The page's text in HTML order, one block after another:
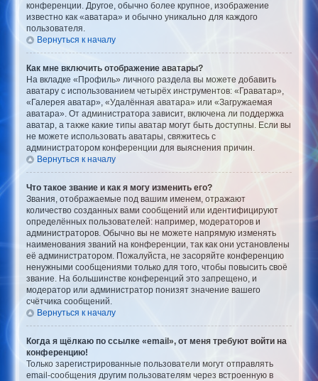
конференции. Другое, обычно более крупное, изображение
известно как «аватара» и обычно уникально для каждого
пользователя.
Вернуться к началу
Как мне включить отображение аватары?
На вкладке «Профиль» личного раздела вы можете добавить
аватару с использованием четырёх инструментов: «Граватар»,
«Галерея аватар», «Удалённая аватара» или «Загружаемая
аватара». От администратора зависит, включена ли поддержка
аватар, а также какие типы аватар могут быть доступны. Если вы
не можете использовать аватары, свяжитесь с
администратором конференции для выяснения причин.
Вернуться к началу
Что такое звание и как я могу изменить его?
Звания, отображаемые под вашим именем, отражают
количество созданных вами сообщений или идентифицируют
определённых пользователей: например, модераторов и
администраторов. Обычно вы не можете напрямую изменять
наименования званий на конференции, так как они установлены
её администратором. Пожалуйста, не засоряйте конференцию
ненужными сообщениями только для того, чтобы повысить своё
звание. На большинстве конференций это запрещено, и
модератор или администратор понизят значение вашего
счётчика сообщений.
Вернуться к началу
Когда я щёлкаю по ссылке «email», от меня требуют войти на
конференцию!
Только зарегистрированные пользователи могут отправлять
email-сообщения другим пользователям через встроенную в